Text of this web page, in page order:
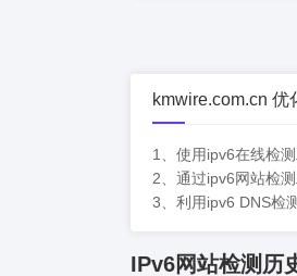
kmwire.com.cn 优
1、使用ipv6在线检
2、通过ipv6网站检
3、利用ipv6 DNS检
IPv6网站检测历